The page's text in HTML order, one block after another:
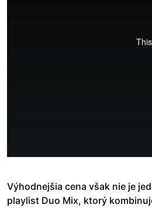
Výhodnejšia cena však nie je
playlist Duo Mix, ktorý